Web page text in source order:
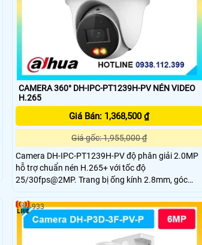
CAMERA 360° DH-IPC-PT1239H-PV NÉN VIDEO
H.265
Giá Bán: 1,368,500 ₫
Giá gốc: 1,955,000 ₫
Camera DH-IPC-PT1239H-PV độ phân giải 2.0MP
hỗ trợ chuẩn nén H.265+ với tốc độ
25/30fps@2MP. Trang bị ống kính 2.8mm, góc
nhìn 103°, hồng ngoại 30m và LED ánh sáng ấm
cho hình ảnh có màu ban đêm. Hỗ trợ quay quét
ngang 345°, dọc 90°, tích hợp mic, đàm thoại 2
chiều.
933